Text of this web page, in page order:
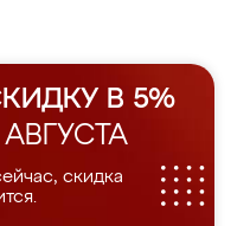
В 5%
скидка